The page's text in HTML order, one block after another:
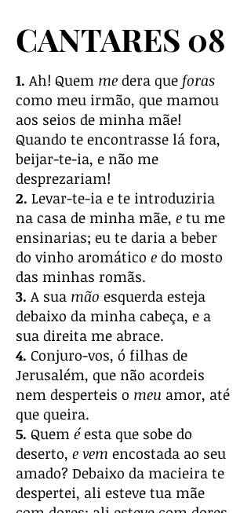
CANTARES 08
1. Ah! Quem me dera que foras
como meu irmão, que mamou
aos seios de minha mãe!
Quando te encontrasse lá fora,
beijar-te-ia, e não me
desprezariam!
2. Levar-te-ia e te introduziria
na casa de minha mãe, e tu me
ensinarias; eu te daria a beber
do vinho aromático e do mosto
das minhas romãs.
3. A sua mão esquerda esteja
debaixo da minha cabeça, e a
sua direita me abrace.
4. Conjuro-vos, ó filhas de
Jerusalém, que não acordeis
nem desperteis o meu amor, até
que queira.
5. Quem éesta que sobe do
deserto, e vem encostada ao seu
amado? Debaixo da macieira te
despertei, ali esteve tua mãe